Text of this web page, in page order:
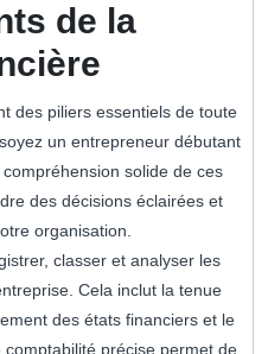
de la
des piliers essentiels de toute
un entrepreneur débutant
solide de ces
des décisions éclairées et
organisation.
classer et analyser les
Cela inclut la tenue
des états financiers et le
précise permet de